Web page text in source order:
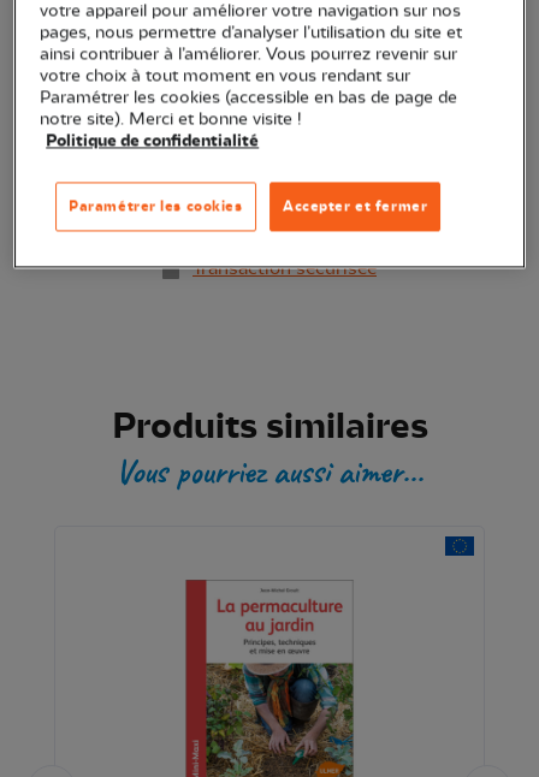
Quantité
En stock
Ajouter au panier
Transaction sécurisée
Produits similaires
Vous pourriez aussi aimer...
votre appareil pour améliorer votre navigation sur nos
pages, nous permettre d’analyser l’utilisation du site et
ainsi contribuer à l’améliorer. Vous pourrez revenir sur
votre choix à tout moment en vous rendant sur
Paramétrer les cookies (accessible en bas de page de
notre site). Merci et bonne visite !
Politique de confidentialité
Accepter et fermer
Paramétrer les cookies